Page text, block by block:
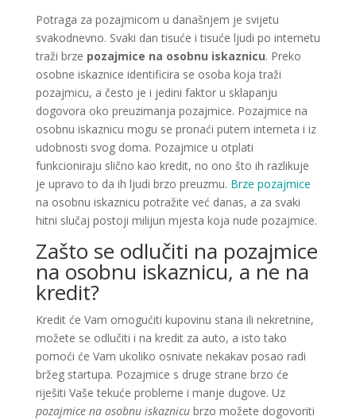
Potraga za pozajmicom u današnjem je svijetu
svakodnevno. Svaki dan tisuće i tisuće ljudi po internetu
traži brze pozajmice na osobnu iskaznicu. Preko
osobne iskaznice identificira se osoba koja traži
pozajmicu, a često je i jedini faktor u sklapanju
dogovora oko preuzimanja pozajmice. Pozajmice na
osobnu iskaznicu mogu se pronaći putem interneta i iz
udobnosti svog doma. Pozajmice u otplati
funkcioniraju slično kao kredit, no ono što ih razlikuje
je upravo to da ih ljudi brzo preuzmu. Brze pozajmice
na osobnu iskaznicu potražite već danas, a za svaki
hitni slučaj postoji milijun mjesta koja nude pozajmice.
Zašto se odlučiti na pozajmice
na osobnu iskaznicu, a ne na
kredit?
Kredit će Vam omogućiti kupovinu stana ili nekretnine,
možete se odlučiti i na kredit za auto, a isto tako
pomoći će Vam ukoliko osnivate nekakav posao radi
bržeg startupa. Pozajmice s druge strane brzo će
riješiti Vaše tekuće probleme i manje dugove. Uz
pozajmice na osobnu iskaznicubrzo možete dogovoriti